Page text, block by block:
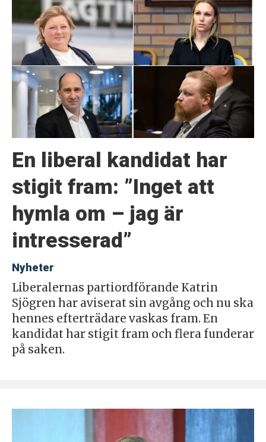
En liberal kandidat har
stigit fram: ”Inget att
hymla om – jag är
intresserad”
Nyheter
Liberalernas partiordförande Katrin
Sjögren har aviserat sin avgång och nu ska
hennes efterträdare vaskas fram. En
kandidat har stigit fram och flera funderar
på saken.